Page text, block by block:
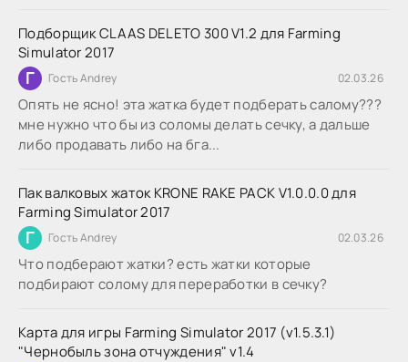
Подборщик CLAAS DELETO 300 V1.2 для Farming
Simulator 2017
Г Гость Andrey 02.03.26
Опять не ясно! эта жатка будет подберать салому???
мне нужно что бы из соломы делать сечку, а дальше
либо продавать либо на бга...
Пак валковых жаток KRONE RAKE PACK V1.0.0.0 для
Farming Simulator 2017
Г Гость Andrey 02.03.26
Что подберают жатки? есть жатки которые
подбирают солому для переработки в сечку?
Карта для игры Farming Simulator 2017 (v1.5.3.1)
"Чернобыль зона отчуждения" v1.4